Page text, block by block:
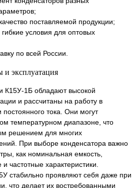
поставляемой продукции;
условия для оптовых
по всей России.
и эксплуатация
К15У-1Б обладают высокой
и рассчитаны на работу в
тока. Они могут
температурном диапазоне, что
решением для многих
При выборе конденсатора важно
как номинальная емкость,
частотные характеристики.
стабильно проявляют себя даже при
что делает их востребованными